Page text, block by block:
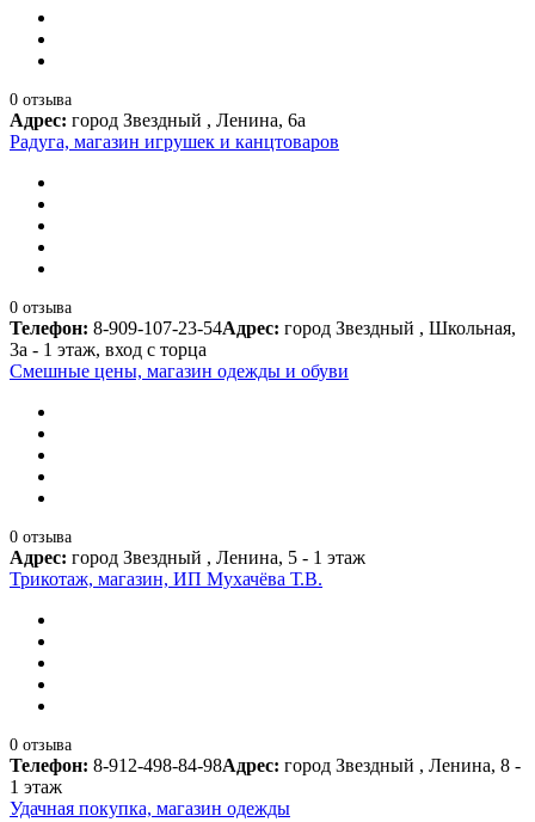
0 отзыва
Адрес: город Звездный , Ленина, 6а
Радуга, магазин игрушек и канцтоваров
0 отзыва
Телефон: 8-909-107-23-54Адрес: город Звездный , Школьная,
3а - 1 этаж, вход с торца
Смешные цены, магазин одежды и обуви
0 отзыва
Адрес: город Звездный , Ленина, 5 - 1 этаж
Трикотаж, магазин, ИП Мухачёва Т.В.
0 отзыва
Телефон: 8-912-498-84-98Адрес: город Звездный , Ленина, 8 -
1 этаж
Удачная покупка, магазин одежды